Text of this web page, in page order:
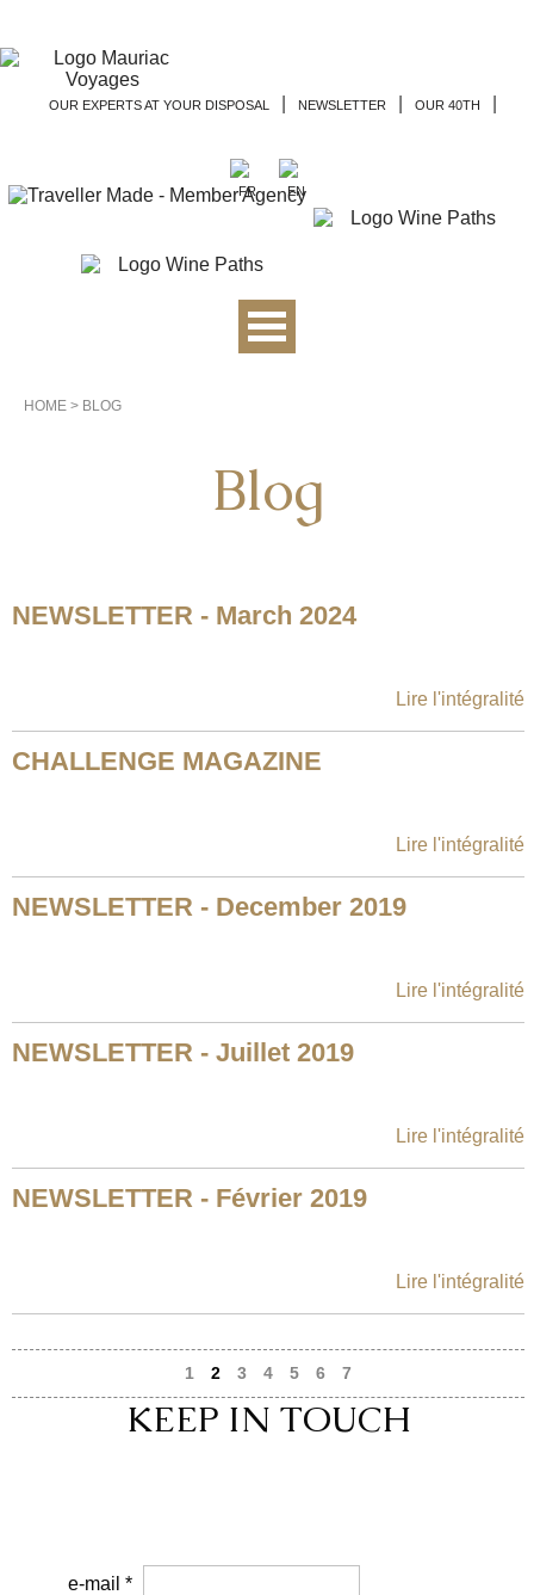
OUR EXPERTS AT YOUR DISPOSAL NEWSLETTER OUR 40TH
HOME > BLOG
Blog
NEWSLETTER - March 2024
Lire l'intégralité
CHALLENGE MAGAZINE
Lire l'intégralité
NEWSLETTER - December 2019
Lire l'intégralité
NEWSLETTER - Juillet 2019
Lire l'intégralité
NEWSLETTER - Février 2019
Lire l'intégralité
1 2 3 4 5 6 7
KEEP IN TOUCH
e-mail *